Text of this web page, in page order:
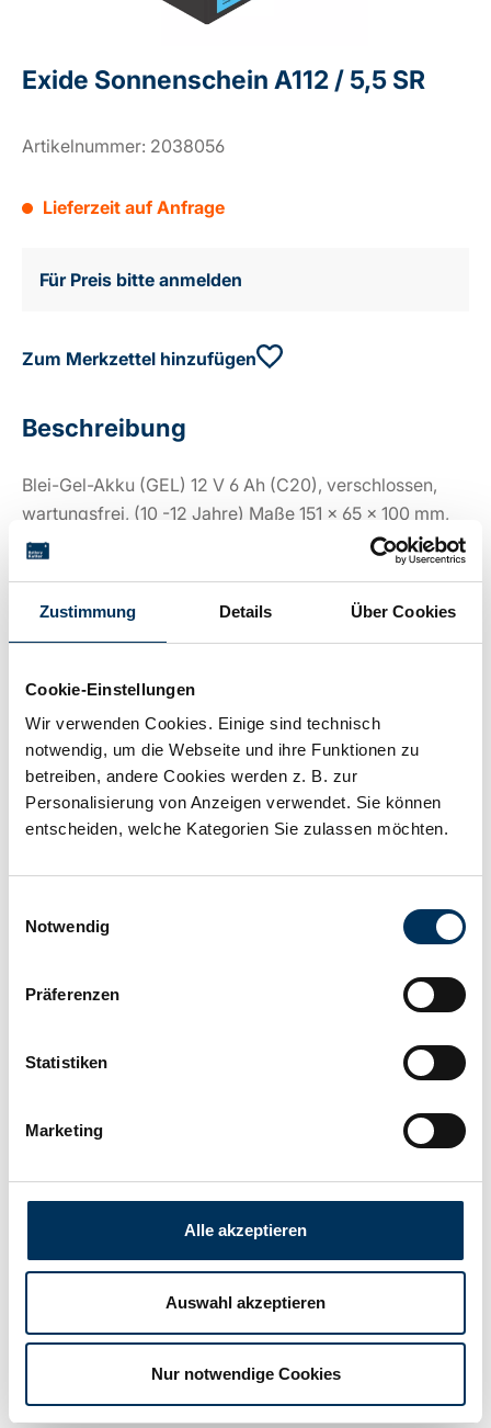
Zustimmung Details Über Cookies
Cookie-Einstellungen
Wir verwenden Cookies. Einige sind technisch
notwendig, um die Webseite und ihre Funktionen zu
betreiben, andere Cookies werden z. B. zur
Personalisierung von Anzeigen verwendet. Sie können
entscheiden, welche Kategorien Sie zulassen möchten.
Notwendig
Präferenzen
Statistiken
Marketing
Alle akzeptieren
Auswahl akzeptieren
Nur notwendige Cookies
Exide Sonnenschein A112 / 5,5 SR
Artikelnummer: 2038056
Lieferzeit auf Anfrage
Für Preis bitte anmelden
Zum Merkzettel hinzufügen
Beschreibung
Blei-Gel-Akku (GEL) 12 V 6 Ah (C20), verschlossen,
wartungsfrei, (10 -12 Jahre) Maße 151 x 65 x 100 mm,
Anschl. SR-6,3, Gewicht ca. 2,30 kg,
Technische Details
Spannung: 12V
Kapazität: 6Ah
Technologie: Blei Gel